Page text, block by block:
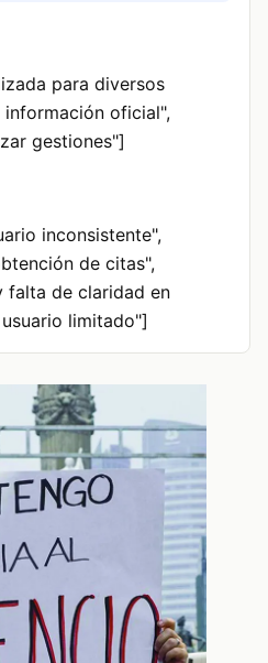
para diversos
información oficial",
gestiones"]
inconsistente",
de citas",
falta de claridad en
limitado"]